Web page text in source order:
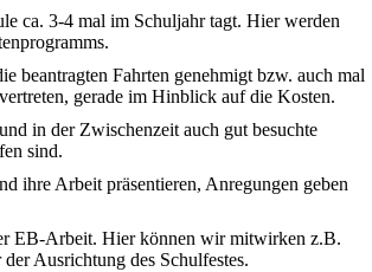
ca. 3-4 mal im Schuljahr tagt. Hier werden
beantragten Fahrten genehmigt bzw. auch mal
gerade im Hinblick auf die Kosten.
in der Zwischenzeit auch gut besuchte
sind.
ihre Arbeit präsentieren, Anregungen geben
EB-Arbeit. Hier können wir mitwirken z.B.
Ausrichtung des Schulfestes.